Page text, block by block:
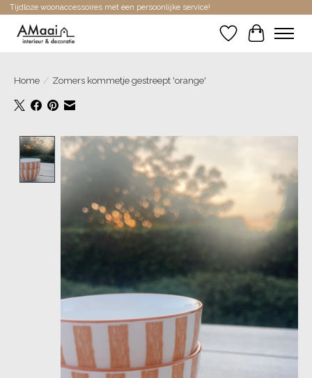
Tijdloze woonaccessoires met een persoonlijke service!
Verlanglijst
Home / Zomers kommetje gestreept 'orange'
Product image slideshow Items